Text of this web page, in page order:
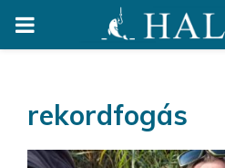
PRIMARY
rekordfogás